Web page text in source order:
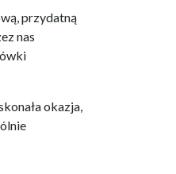
przydatną
nas
okazja,